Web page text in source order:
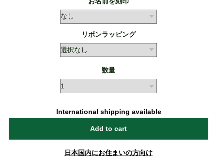
リボンラッピング
数量
International shipping available
Add to cart
日本国内にお住まいの方向け